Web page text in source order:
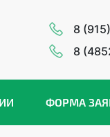
8
8
ФОРМА